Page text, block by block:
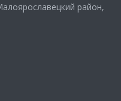
район,